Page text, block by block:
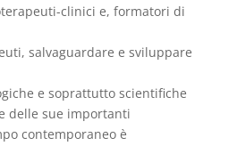
clinici e, formatori di
salvaguardare e sviluppare
e soprattutto scientifiche
delle sue importanti
contemporaneo è